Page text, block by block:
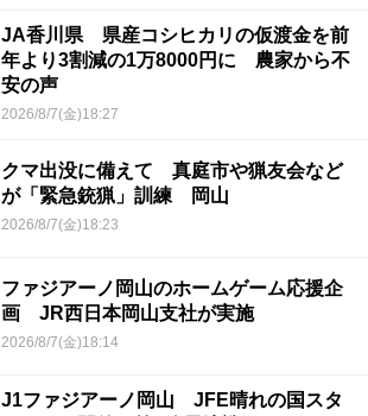
JA香川県 県産コシヒカリの仮渡金を前
年より3割減の1万8000円に 農家から不
安の声
2026/8/7(金)18:27
クマ出没に備えて 真庭市や猟友会など
が「緊急銃猟」訓練 岡山
2026/8/7(金)18:23
ファジアーノ岡山のホームゲーム応援企
画 JR西日本岡山支社が実施
2026/8/7(金)18:14
J1ファジアーノ岡山 JFE晴れの国スタ